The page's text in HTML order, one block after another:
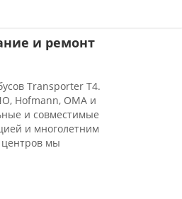
и ремонт
Transporter T4.
Hofmann, OMA и
и совместимые
и многолетним
мы